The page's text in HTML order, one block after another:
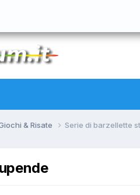
& Risate Serie di barzellette